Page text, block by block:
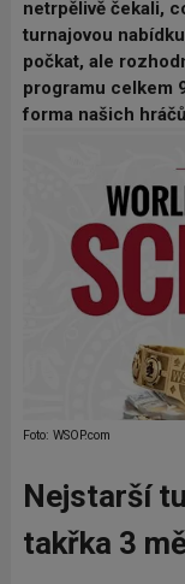
netrpělivě čekali,
turnajovou
počkat, ale
programu celkem
forma našich
Foto: WSOP.com
Nejstarší
takřka 3